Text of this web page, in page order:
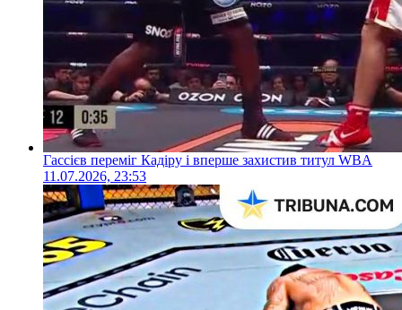
Гассієв переміг Кадіру і вперше захистив титул WBA
11.07.2026, 23:53